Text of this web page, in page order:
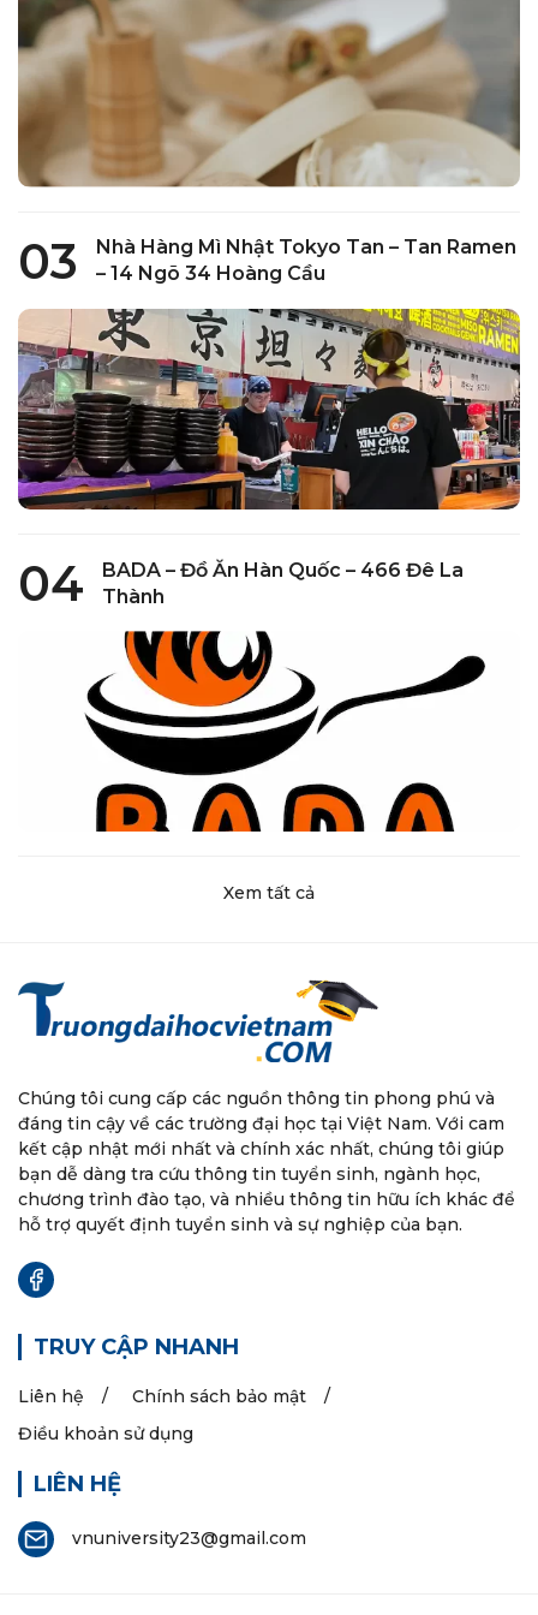
03
Nhà Hàng Mì Nhật Tokyo Tan – Tan Ramen
– 14 Ngõ 34 Hoàng Cầu
04
BADA – Đồ Ăn Hàn Quốc – 466 Đê La
Thành
Xem tất cả
Chúng tôi cung cấp các nguồn thông tin phong phú và
đáng tin cậy về các trường đại học tại Việt Nam. Với cam
kết cập nhật mới nhất và chính xác nhất, chúng tôi giúp
bạn dễ dàng tra cứu thông tin tuyển sinh, ngành học,
chương trình đào tạo, và nhiều thông tin hữu ích khác để
hỗ trợ quyết định tuyển sinh và sự nghiệp của bạn.
TRUY CẬP NHANH
Liên hệ
Chính sách bảo mật
Điều khoản sử dụng
LIÊN HỆ
vnuniversity23@gmail.com